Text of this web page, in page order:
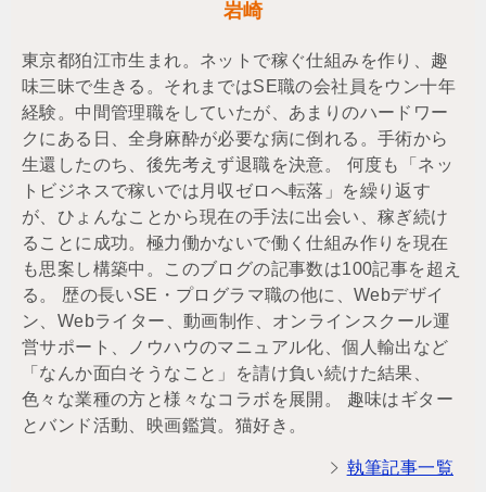
岩崎
東京都狛江市生まれ。ネットで稼ぐ仕組みを作り、趣
味三昧で生きる。それまではSE職の会社員をウン十年
経験。中間管理職をしていたが、あまりのハードワー
クにある日、全身麻酔が必要な病に倒れる。手術から
生還したのち、後先考えず退職を決意。 何度も「ネッ
トビジネスで稼いでは月収ゼロへ転落」を繰り返す
が、ひょんなことから現在の手法に出会い、稼ぎ続け
ることに成功。極力働かないで働く仕組み作りを現在
も思案し構築中。このブログの記事数は100記事を超え
る。 歴の長いSE・プログラマ職の他に、Webデザイ
ン、Webライター、動画制作、オンラインスクール運
営サポート、ノウハウのマニュアル化、個人輸出など
「なんか面白そうなこと」を請け負い続けた結果、
色々な業種の方と様々なコラボを展開。 趣味はギター
とバンド活動、映画鑑賞。猫好き。
執筆記事一覧